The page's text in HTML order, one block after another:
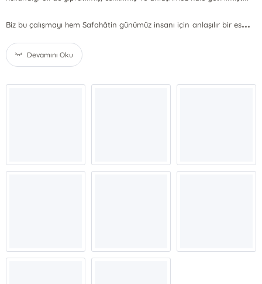
Biz bu çalışmayı hem Safahâtin günümüz insanı için anlaşılır bir es...
Devamını Oku